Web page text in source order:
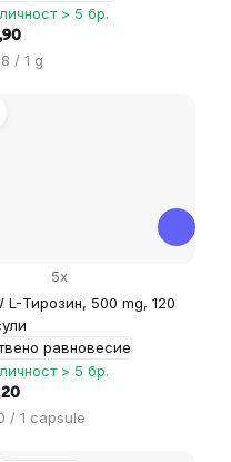
> 5 бр.
/ 1 g
L-Тирозин, 500 mg, 120
равновесие
5x
> 5 бр.
/ 1 capsule